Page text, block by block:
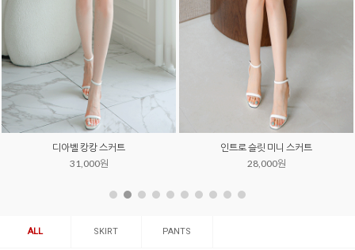
디아벨 캉캉 스커트
31,000원
인트로 슬릿 미니 스커트
28,000원
ALL SKIRT PANTS